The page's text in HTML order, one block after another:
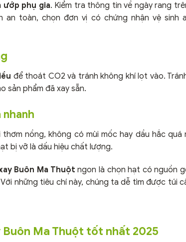
ướp phụ gia. Kiểm tra thông tin về ngày rang
an toàn, chọn đơn vị có chứng nhận vệ sinh
để thoát CO2 và tránh không khí lọt vào.
sản phẩm đã xay sẵn.
nồng, không có mùi mốc hay dầu hắc quá
bị vỡ là dấu hiệu chất lượng.
Buôn Ma Thuột ngon là chọn hạt có nguồn
những tiêu chí này, chúng ta dễ tìm được túi
Buôn Ma Thuột tốt nhất 2025